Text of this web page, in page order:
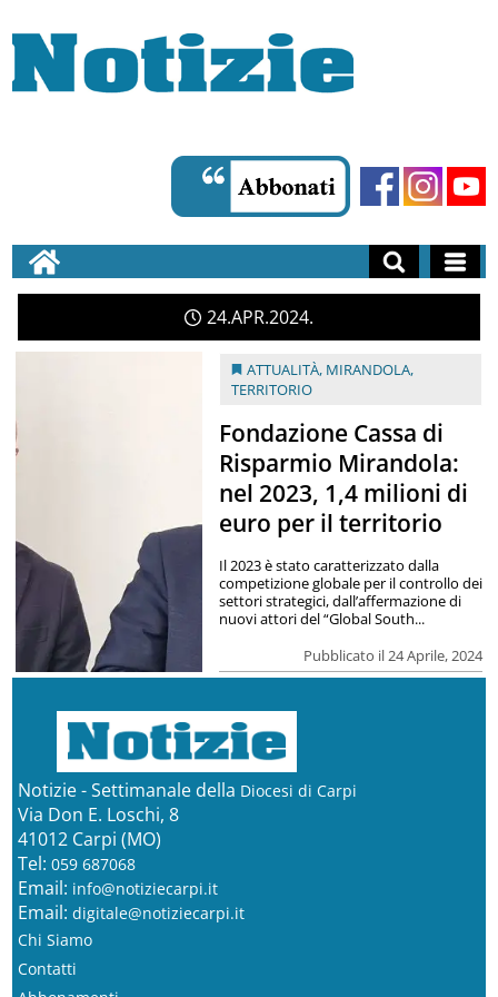
24APR2024
ATTUALITÀ, MIRANDOLA,
TERRITORIO
Fondazione Cassa di
Risparmio Mirandola:
nel 2023, 1,4 milioni di
euro per il territorio
Pubblicato il 24 Aprile, 2024
Il 2023 è stato caratterizzato dalla
competizione globale per il controllo dei
settori strategici, dall’affermazione di
nuovi attori del “Global South...
Notizie - Settimanale della Diocesi di Carpi
Via Don E. Loschi, 8
41012 Carpi (MO)
Tel: 059 687068
Email: info@notiziecarpi.it
Email: digitale@notiziecarpi.it
Chi Siamo
Contatti